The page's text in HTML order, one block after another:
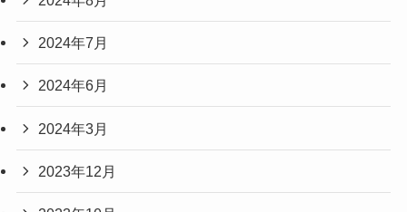
2024年7月
2024年6月
2024年3月
2023年12月